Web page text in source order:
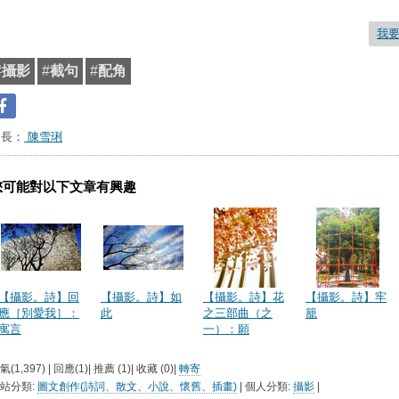
我
攝影 #截句 #配角
： 陳雪琍
可能對以下文章有興趣
攝影。詩】回
［別愛我］：
言
【攝影。詩】如
此
【攝影。詩】花
之三部曲（之
一）：願
【攝影。詩】牢
籠
(1,397) | 回應(1)| 推薦 (1)| 收藏 (0)| 轉寄
分類: 圖文創作(詩詞、散文、小說、懷舊、插畫) | 個人分類: 攝影